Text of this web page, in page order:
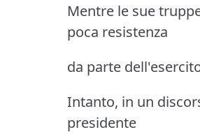
Mentre le sue
poca resistenza
da parte
Intanto, in un
presidente